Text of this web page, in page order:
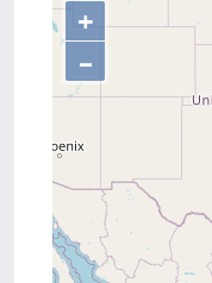
+
–